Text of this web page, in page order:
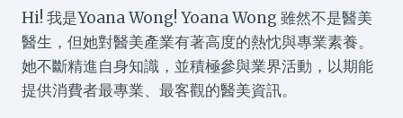
共
通
點
Hi! 我是Yoana Wong! Yoana Wong 雖然不是醫美
醫生，但她對醫美產業有著高度的熱忱與專業素養。
她不斷精進自身知識，並積極參與業界活動，以期能
提供消費者最專業、最客觀的醫美資訊。